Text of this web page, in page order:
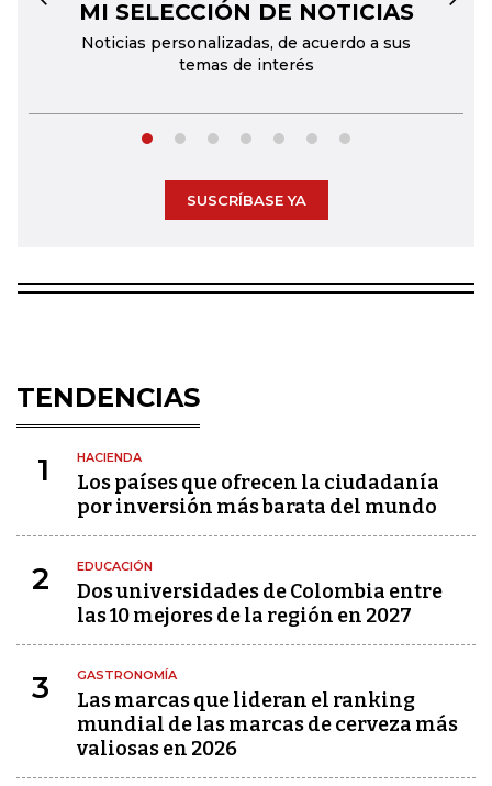
MI SELECCIÓN DE NOTICIAS
Noticias personalizadas, de acuerdo a sus
temas de interés
← →
SUSCRÍBASE YA
TENDENCIAS
1 HACIENDA
Los países que ofrecen la ciudadanía
por inversión más barata del mundo
2 EDUCACIÓN
Dos universidades de Colombia entre
las 10 mejores de la región en 2027
3 GASTRONOMÍA
Las marcas que lideran el ranking
mundial de las marcas de cerveza más
valiosas en 2026